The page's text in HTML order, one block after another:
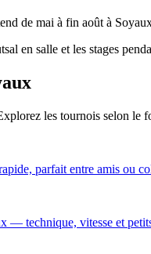
de mai à fin août à
en salle et les stages
les tournois selon le
parfait entre amis ou
— technique, vitesse et